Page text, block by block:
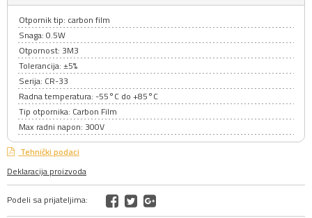
Otpornik tip: carbon film
Snaga: 0.5W
Otpornost: 3M3
Tolerancija: ±5%
Serija: CR-33
Radna temperatura: -55°C do +85°C
Tip otpornika: Carbon Film
Max radni napon: 300V
Tehnički podaci
Deklaracija proizvoda
Podeli sa prijateljima: